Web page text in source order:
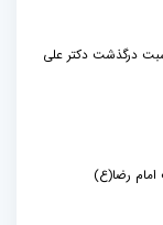
درگذشت دکتر علی